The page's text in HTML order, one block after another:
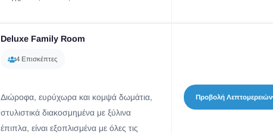
Deluxe Family Room
4 Επισκέπτες
Διώροφα, ευρύχωρα και κομψά δωμάτια,
στυλιστικά διακοσμημένα με ξύλινα
έπιπλα, είναι εξοπλισμένα με όλες τις
Προβολή Λεπτομερειών